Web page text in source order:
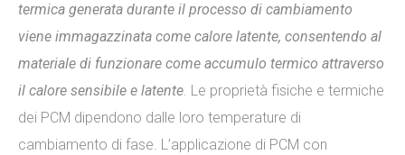
termica generata durante il processo di cambiamento
viene immagazzinata come calore latente, consentendo al
materiale di funzionare come accumulo termico attraverso
il calore sensibile e latente. Le proprietà fisiche e termiche
dei PCM dipendono dalle loro temperature di
cambiamento di fase. L’applicazione di PCM con